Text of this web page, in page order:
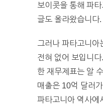
보이콧을 통해 파
글도 올라왔습니다.
그러나 파타고니아
전혀 없어 보입니
한 재무제표는 알
매출은 10억 달러
파타고니아 역사에